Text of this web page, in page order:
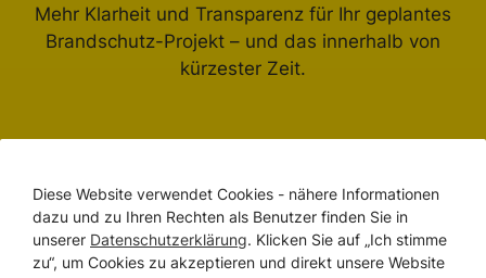
Mehr Klarheit und Transparenz für Ihr geplantes
Brandschutz-Projekt – und das innerhalb von
kürzester Zeit.
Budgetrechner erleben
Diese Website verwendet Cookies - nähere Informationen
dazu und zu Ihren Rechten als Benutzer finden Sie in
unserer Datenschutzerklärung. Klicken Sie auf „Ich stimme
zu“, um Cookies zu akzeptieren und direkt unsere Website